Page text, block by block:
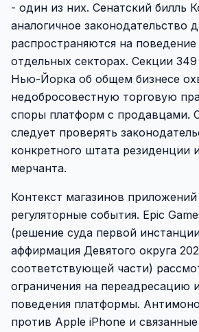
- один из них. Сенатский билль
аналогичное законодательство
распространяются на
отдельных секторах. Секции
Нью-Йорка об общем бизнесе
недобросовестную торговую
споры платформ с продавцами.
следует проверять
конкретного штата резиденции
мерчанта.
Контекст магазинов
регуляторные события. Epic
(решение суда первой
аффирмация Девятого округа
соответствующей части)
ограничения на переадресацию
поведения платформы.
против Apple iPhone и